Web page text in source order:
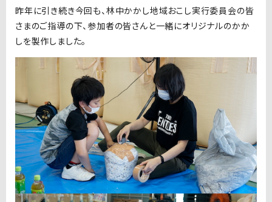
昨年に引き続き今回も、林中かかし地域おこし実行委員会の皆
さまのご指導の下、参加者の皆さんと一緒にオリジナルのかか
しを製作しました。